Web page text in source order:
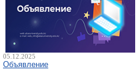
05.12.2025
Объявление